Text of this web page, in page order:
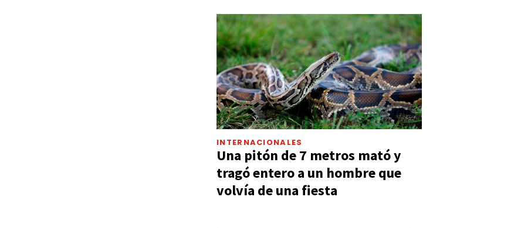
INTERNACIONALES
Una pitón de 7 metros mató y
tragó entero a un hombre que
volvía de una fiesta